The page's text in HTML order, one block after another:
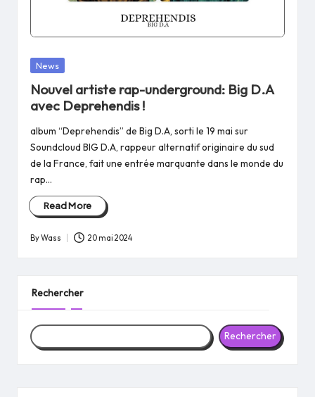
Posted
News
Nouvel artiste rap-underground: Big D.A
avec Deprehendis !
album “Deprehendis” de Big D.A, sorti le 19 mai sur
Soundcloud BIG D.A, rappeur alternatif originaire du sud
de la France, fait une entrée marquante dans le monde du
rap…
Read More
Posted
ByWass 20 mai 2024
Rechercher
Rechercher